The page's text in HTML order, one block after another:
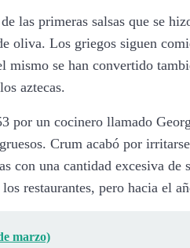
las primeras salsas que se
oliva. Los griegos siguen
se han convertido
aztecas.
por un cocinero llamado
Crum acabó por
con una cantidad excesiva
restaurantes, pero hacia el
marzo)